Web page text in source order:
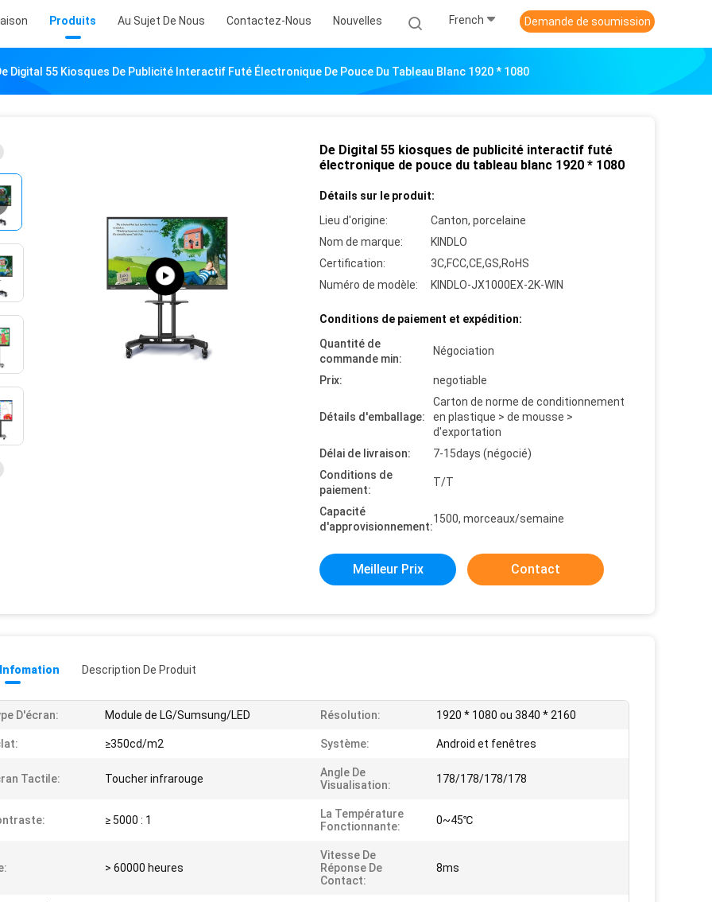
Produits Au Sujet De Nous Contactez-Nous Nouvelles French Demande de soumission
Digital 55 Kiosques De Publicité Interactif Futé Électronique De Pouce Du Tableau Blanc 1920 * 1080
De Digital 55 kiosques de publicité interactif futé
électronique de pouce du tableau blanc 1920 * 1080
Détails sur le produit:
Lieu d'origine:
Canton, porcelaine
Nom de marque:
KINDLO
Certification:
3C,FCC,CE,GS,RoHS
Numéro de modèle:
KINDLO-JX1000EX-2K-WIN
Conditions de paiement et expédition:
Quantité de
commande min:
Négociation
Prix: negotiable
Détails d'emballage:
Carton de norme de conditionnement
en plastique > de mousse >
d'exportation
Délai de livraison:
7-15days (négocié)
Conditions de
paiement:
T/T
Capacité
d'approvisionnement:
1500, morceaux/semaine
Meilleur Prix Contact
Description De Produit
D'écran: Module de LG/Sumsung/LED Résolution: 1920 * 1080 ou 3840 * 2160
≥350cd/m2 Système: Android et fenêtres
Tactile: Toucher infrarouge
Angle De
Visualisation:
178/178/178/178
≥ 5000 : 1
La Température
Fonctionnante:
0~45℃
> 60000 heures
Vitesse De
Réponse De
Contact:
8ms